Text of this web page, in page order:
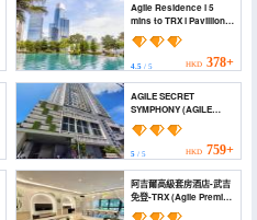
Agile Residence l 5
mins to TRX l Pavillion l
Bukit Bintang l KLCC l
4-7pax l by Jay Stay
Management (Agile
Residence l 5 mins to
TRX l Pavillion l Bukit
Bintang l KLCC l 4-7pax
l by Jay Stay
Management)
4.5/ 5 HKD 378+
AGILE SECRET
SYMPHONY (AGILE
SECRET SYMPHONY)
5/ 5 HKD 759+
阿吉爾高級套房酒店-武吉
免登-TRX (Agile Premier
Suites Bukit Bintang